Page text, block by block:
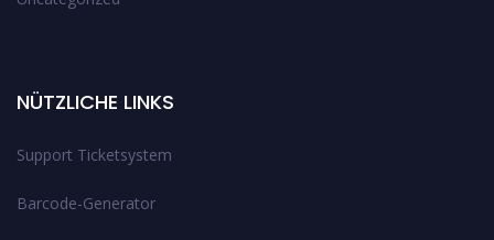
NÜTZLICHE LINKS
Support Ticketsystem
Barcode-Generator